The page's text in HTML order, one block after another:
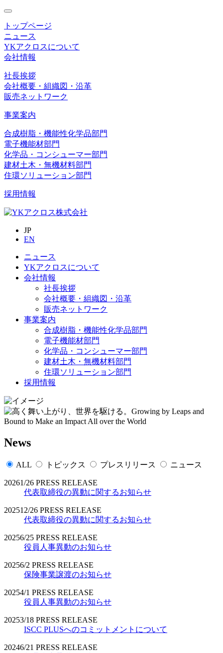
toggle
navigation
トップページ
ニュース
YKアクロスについて
会社情報
社長挨拶
会社概要・組織図・沿革
販売ネットワーク
事業案内
合成樹脂・機能性化学品部門
電子機能材部門
化学品・コンシューマー部門
建材土木・無機材料部門
住環ソリューション部門
採用情報
JP
EN
ニュース
YKアクロスについて
会社情報
社長挨拶
会社概要・組織図・沿革
販売ネットワーク
事業案内
合成樹脂・機能性化学品部門
電子機能材部門
化学品・コンシューマー部門
建材土木・無機材料部門
住環ソリューション部門
採用情報
News
ALL トピックス プレスリリース ニュース
20261/26 PRESS RELEASE
代表取締役の異動に関するお知らせ
202512/26 PRESS RELEASE
代表取締役の異動に関するお知らせ
20256/25 PRESS RELEASE
役員人事異動のお知らせ
20256/2 PRESS RELEASE
保険事業譲渡のお知らせ
20254/1 PRESS RELEASE
役員人事異動のお知らせ
20253/18 PRESS RELEASE
ISCC PLUSへのコミットメントについて
20246/21 PRESS RELEASE